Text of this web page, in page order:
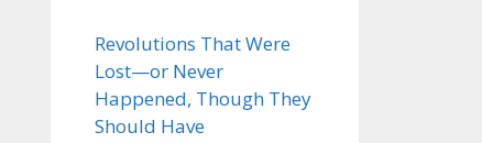
Revolutions That Were
Lost—or Never
Happened, Though They
Should Have